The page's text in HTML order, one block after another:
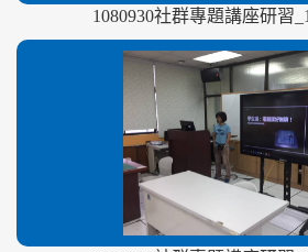
1080930社群專題講座研習